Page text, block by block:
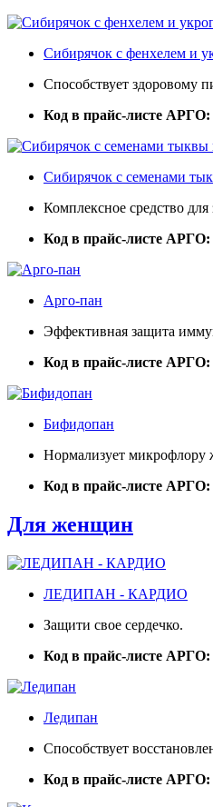
Сибирячок с фенхелем и
Способствует здоровому
Код в прайс-листе АРГО:
Сибирячок с семенами
Комплексное средство
Код в прайс-листе АРГО:
Арго-пан
Эффективная защита
Код в прайс-листе АРГО:
Бифидопан
Нормализует микрофлору
Код в прайс-листе АРГО:
Для женщин
ЛЕДИПАН - КАРДИО
Защити свое сердечко.
Код в прайс-листе АРГО:
Ледипан
Способствует
Код в прайс-листе АРГО: